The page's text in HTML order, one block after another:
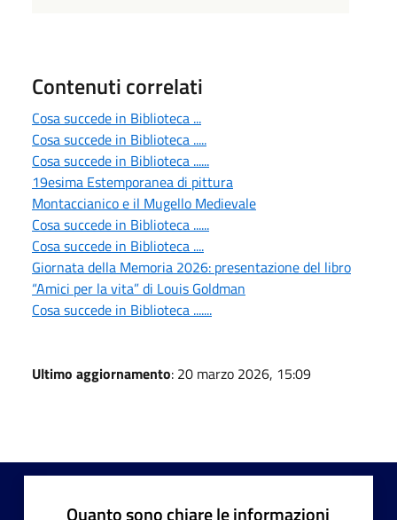
Contenuti correlati
Cosa succede in Biblioteca ...
Cosa succede in Biblioteca .....
Cosa succede in Biblioteca ......
19esima Estemporanea di pittura
Montaccianico e il Mugello Medievale
Cosa succede in Biblioteca ......
Cosa succede in Biblioteca ....
Giornata della Memoria 2026: presentazione del libro
“Amici per la vita” di Louis Goldman
Cosa succede in Biblioteca .......
Ultimo aggiornamento: 20 marzo 2026, 15:09
Quanto sono chiare le informazioni